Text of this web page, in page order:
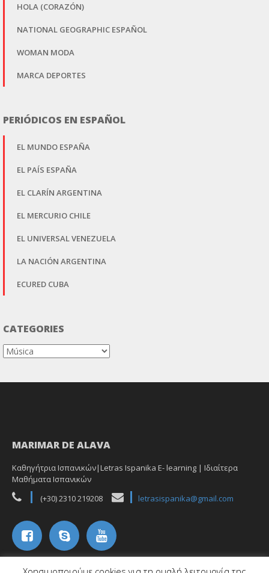
HOLA (CORAZÓN)
NATIONAL GEOGRAPHIC ESPAÑOL
WOMAN MODA
MARCA DEPORTES
PERIÓDICOS EN ESPAÑOL
EL MUNDO ESPAÑA
EL PAÍS ESPAÑA
EL CLARÍN ARGENTINA
EL MERCURIO CHILE
EL UNIVERSAL VENEZUELA
LA NACIÓN ARGENTINA
ECURED CUBA
CATEGORIES
Categories
MARIMAR DE ALAVA
Καθηγήτρια Ισπανικών|Letras Ispanika E- learning | Ιδιαίτερα
Μαθήματα Ισπανικών
(+30) 2310 219208
letrasispanika@gmail.com